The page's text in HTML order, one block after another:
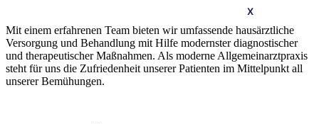
X
Mit einem erfahrenen Team bieten wir umfassende hausärztliche
Versorgung und Behandlung mit Hilfe modernster diagnostischer
und therapeutischer Maßnahmen. Als moderne Allgemeinarztpraxis
steht für uns die Zufriedenheit unserer Patienten im Mittelpunkt all
unserer Bemühungen.